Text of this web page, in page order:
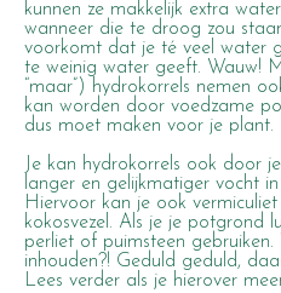
kunnen ze makkelijk extra
wanneer die te droog zou
voorkomt dat je té veel water
te weinig water geeft. Wauw!
“maar” ) hydrokorrels nemen
kan worden door voedzame
dus moet maken voor je plant.
Je kan hydrokorrels ook door
langer en gelijkmatiger vocht
Hiervoor kan je ook vermiculiet
kokosvezel. Als je je potgrond
perliet of puimsteen
inhouden?! Geduld geduld,
Lees verder als je hierover